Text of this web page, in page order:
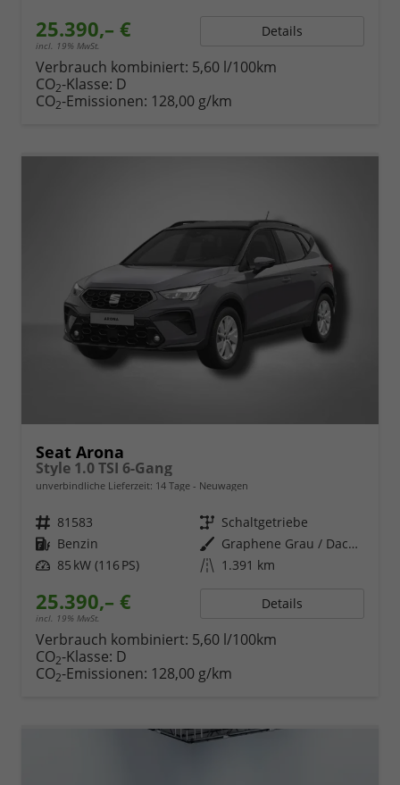
25.390,– €
incl. 19% MwSt.
Details
Verbrauch kombiniert: 5,60 l/100km
CO2-Klasse: D
CO2-Emissionen: 128,00 g/km
Seat Arona
Style 1.0 TSI 6-Gang
unverbindliche Lieferzeit: 14 Tage Neuwagen
Fahrzeugnr. 81583 Getriebe Schaltgetriebe
Kraftstoff Benzin Außenfarbe
Graphene Grau / Dach in Midnight Schwarz Metallic
Leistung 85 kW (116 PS) Kilometerstand 1.391 km
25.390,– €
incl. 19% MwSt.
Details
Verbrauch kombiniert: 5,60 l/100km
CO2-Klasse: D
CO2-Emissionen: 128,00 g/km